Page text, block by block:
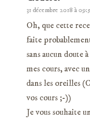
31 décembre 2018 à
Oh, que cette
faite
sans aucun doute
mes cours, avec
dans les oreilles
vos cours ;-))
Je vous souhaite